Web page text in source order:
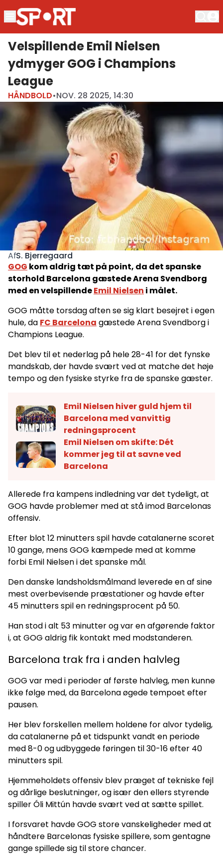
Velspillende Emil Nielsen
ydmyger GOG i Champions
League
HÅNDBOLD•NOV. 28 2025, 14:30
AfS. Bjerregaard
GOG kom aldrig tæt på point, da det spanske
storhold Barcelona gæstede Arena Svendborg
med en velspillendeEmil Nielsen i målet.
GOG måtte torsdag aften se sig klart besejret i egen
hule, da FC Barcelona gæstede Arena Svendborg i
Champions League.
Det blev til et nederlag på hele 28-41 for det fynske
mandskab, der havde svært ved at matche det høje
tempo og den fysiske styrke fra de spanske gæster.
Emil Nielsen hiver guld hjem til
Barcelona med vanvittig
redningsprocent
Emil Nielsen om skifte: Dét
kommer jeg til at savne ved
Barcelona
Allerede fra kampens indledning var det tydeligt, at
GOG havde problemer med at stå imod Barcelonas
offensiv.
Efter blot 12 minutters spil havde catalanerne scoret
10 gange, mens GOG kæmpede med at komme
forbi Emil Nielsen i det spanske mål.
Den danske landsholdsmålmand leverede en af sine
mest overbevisende præstationer og havde efter
45 minutters spil en redningsprocent på 50.
Han stod i alt 53 minutter og var en afgørende faktor
i, at GOG aldrig fik kontakt med modstanderen.
Barcelona trak fra i anden halvleg
GOG var med i perioder af første halvleg, men kunne
ikke følge med, da Barcelona øgede tempoet efter
pausen.
Her blev forskellen mellem holdene for alvor tydelig,
da catalanerne på et tidspunkt vandt en periode
med 8-0 og udbyggede føringen til 30-16 efter 40
minutters spil.
Hjemmeholdets offensiv blev præget af tekniske fejl
og dårlige beslutninger, og især den ellers styrende
spiller Óli Mittún havde svært ved at sætte spillet.
I forsvaret havde GOG store vanskeligheder med at
håndtere Barcelonas fysiske spillere, som gentagne
gange spillede sig til store chancer.